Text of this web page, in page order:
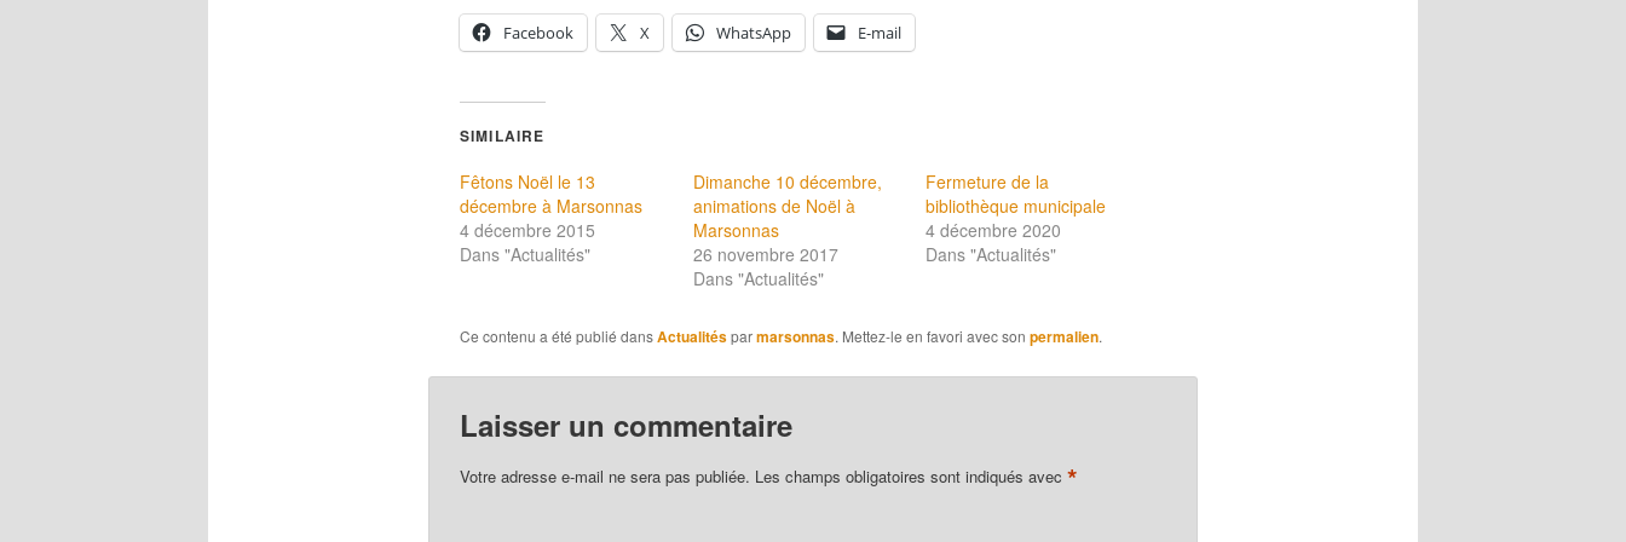
Facebook
X WhatsApp E-mail
SIMILAIRE
Fêtons Noël le 13
décembre à Marsonnas
4 décembre 2015
Dans "Actualités"
Dimanche 10 décembre,
animations de Noël à
Marsonnas
26 novembre 2017
Dans "Actualités"
Fermeture de la
bibliothèque municipale
4 décembre 2020
Dans "Actualités"
Ce contenu a été publié dansActualitésparmarsonnas. Mettez-le en favori avec son permalien.
Laisser un commentaire
Votre adresse e-mail ne sera pas publiée. Les champs obligatoires sont indiqués avec *